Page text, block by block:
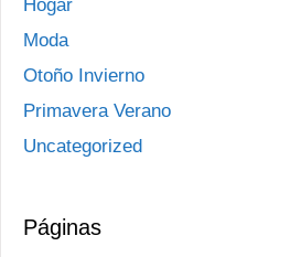
Hogar
Moda
Otoño Invierno
Primavera Verano
Uncategorized
Páginas